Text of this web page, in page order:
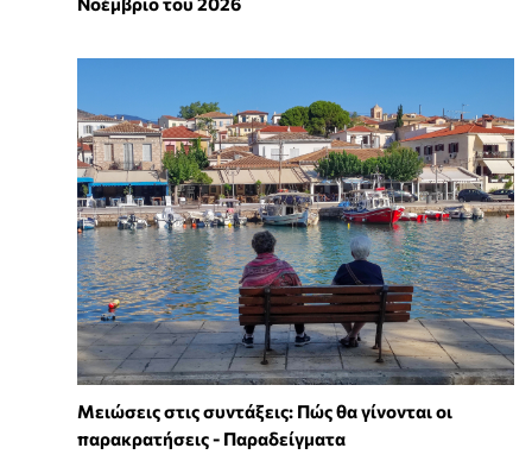
Μειώσεις στις συντάξεις: Πώς θα γίνονται οι
παρακρατήσεις - Παραδείγματα